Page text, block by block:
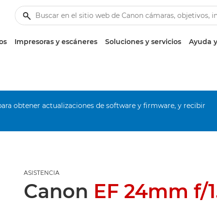
Impresoras y escáneres Soluciones y servicios Ayuda
obtener actualizaciones de software y firmware, y recibir
ASISTENCIA
Canon EF 24mm f/